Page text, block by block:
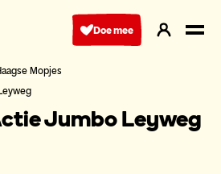
Doe mee
Mopjes
Jumbo Leyweg